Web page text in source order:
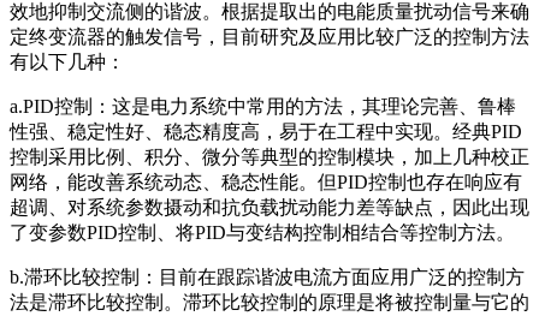
效地抑制交流侧的谐波。根据提取出的电能质量扰动信号来确
定终变流器的触发信号，目前研究及应用比较广泛的控制方法
有以下几种：
a.PID控制：这是电力系统中常用的方法，其理论完善、鲁棒
性强、稳定性好、稳态精度高，易于在工程中实现。经典PID
控制采用比例、积分、微分等典型的控制模块，加上几种校正
网络，能改善系统动态、稳态性能。但PID控制也存在响应有
超调、对系统参数摄动和抗负载扰动能力差等缺点，因此出现
了变参数PID控制、将PID与变结构控制相结合等控制方法。
b.滞环比较控制：目前在跟踪谐波电流方面应用广泛的控制方
法是滞环比较控制。滞环比较控制的原理是将被控制量与它的